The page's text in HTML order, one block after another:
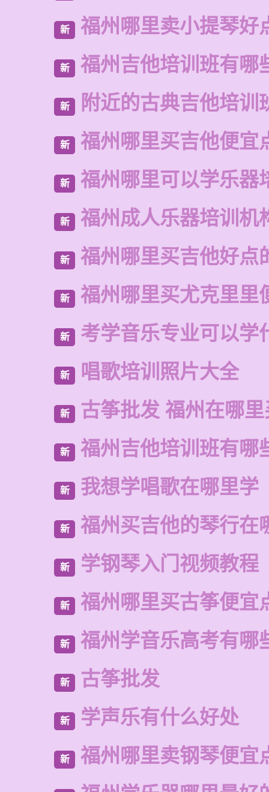
新 福州哪里卖小提琴好
新 福州吉他培训班有哪
新 附近的古典吉他培训
新 福州哪里买吉他便宜
新 福州哪里可以学乐器
新 福州成人乐器培训机
新 福州哪里买吉他好点
新 福州哪里买尤克里里
新 考学音乐专业可以学
新 唱歌培训照片大全
新 古筝批发 福州在哪
新 福州吉他培训班有哪
新 我想学唱歌在哪里学
新 福州买吉他的琴行在
新 学钢琴入门视频教程
新 福州哪里买古筝便宜
新 福州学音乐高考有哪
新 古筝批发
新 学声乐有什么好处
新 福州哪里卖钢琴便宜